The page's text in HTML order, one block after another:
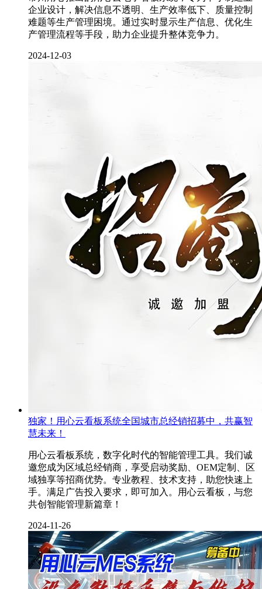
企业设计，解决信息不透明、生产效率低下、质量控制
难题等生产管理困境。通过实时显示生产信息、优化生
产管理流程等手段，助力企业提升整体竞争力。
2024-12-03
独家！用心云看板系统全国城市总经销招募中，共赢智
慧未来！
用心云看板系统，数字化时代的智能管理工具。我们诚
邀您成为区域总经销商，享受启动奖励、OEM定制、区
域独享等招商优势。专业教程、技术支持，助您快速上
手。满足广告投入要求，即可加入。用心云看板，与您
共创智能管理新篇章！
2024-11-26